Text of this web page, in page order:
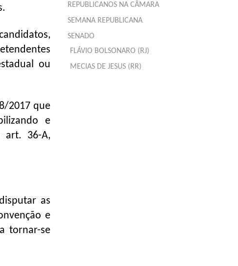
ou
2017 que
e
art. 36-A,
as
e
tornar-se
REPUBLICANOS NA CÂMARA
SEMANA REPUBLICANA
SENADO
FLÁVIO BOLSONARO (RJ)
MECIAS DE JESUS (RR)